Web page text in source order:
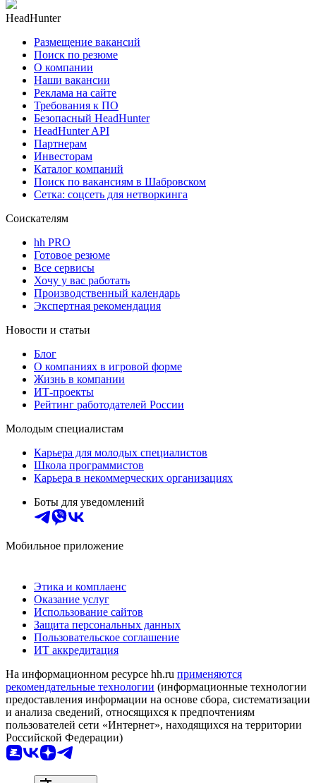
HeadHunter
Размещение вакансий
Поиск по резюме
О компании
Наши вакансии
Реклама на сайте
Требования к ПО
Безопасный HeadHunter
HeadHunter API
Партнерам
Инвесторам
Каталог компаний
Поиск по вакансиям в Шабровском
Сетка: соцсеть для нетворкинга
Соискателям
hh PRO
Готовое резюме
Все сервисы
Хочу у вас работать
Производственный календарь
Экспертная рекомендация
Новости и статьи
Блог
О компаниях в игровой форме
Жизнь в компании
ИТ-проекты
Рейтинг работодателей России
Молодым специалистам
Карьера для молодых специалистов
Школа программистов
Карьера в некоммерческих организациях
Боты для уведомлений
Мобильное приложение
Этика и комплаенс
Оказание услуг
Использование сайтов
Защита персональных данных
Пользовательское соглашение
ИТ аккредитация
На информационном ресурсе hh.ru применяются
рекомендательные технологии (информационные технологии
предоставления информации на основе сбора, систематизации
и анализа сведений, относящихся к предпочтениям
пользователей сети «Интернет», находящихся на территории
Российской Федерации)